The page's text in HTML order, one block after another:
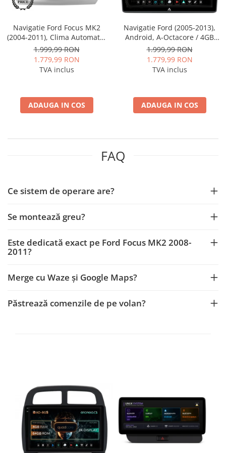
Rame adaptoare Daihatsu
Rame adaptoare Mazda
Rame adaptoare Kia
Rame adaptoare Nissan
Rame adaptoare Mitsubishi
Rame adaptoare Jeep
Rame adaptoare Dodge
Rame adaptoare Land Rover
Rame adaptoare Ssangyong
Rame adaptoare Hummer
Camere marșarier auto
Navigatie Ford Focus MK2
(2004-2011), Clima Automata,
Android, A-Octacore / 4GB
RAM + 64GB ROM, 9 Inch -
AD-BGA9004+AD-BGRKIT117
1.999,99 RON
1.779,99 RON
TVA inclus
ADAUGA IN COS
Navigatie Ford (2005-2013),
Android, A-Octacore / 4GB
RAM + 64GB ROM, 9 inch -
AD-BGA9004+AD-BGRKIT137
1.999,99 RON
1.779,99 RON
TVA inclus
ADAUGA IN COS
FAQ
Ce sistem de operare are?
Se montează greu?
Este dedicată exact pe Ford Focus MK2 2008-
2011?
Merge cu Waze și Google Maps?
Păstrează comenzile de pe volan?